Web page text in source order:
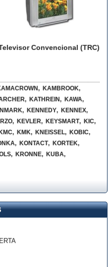
Convencional (TRC)
, KAMBROOK,
, KATHREIN, KAWA,
, KENNEDY, KENNEX,
, KEVLER, KEYSMART, KIC,
KMC, KMK, KNEISSEL, KOBIC,
, KONTACT, KORTEK,
, KRONNE, KUBA,